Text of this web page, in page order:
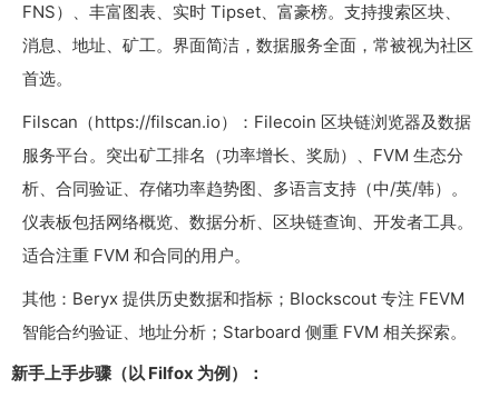
FNS）、丰富图表、实时 Tipset、富豪榜。支持搜索区块、
消息、地址、矿工。界面简洁，数据服务全面，常被视为社区
首选。
Filscan（https://filscan.io）：Filecoin 区块链浏览器及数据
服务平台。突出矿工排名（功率增长、奖励）、FVM 生态分
析、合同验证、存储功率趋势图、多语言支持（中/英/韩）。
仪表板包括网络概览、数据分析、区块链查询、开发者工具。
适合注重 FVM 和合同的用户。
其他：Beryx 提供历史数据和指标；Blockscout 专注 FEVM
智能合约验证、地址分析；Starboard 侧重 FVM 相关探索。
新手上手步骤（以 Filfox 为例）：